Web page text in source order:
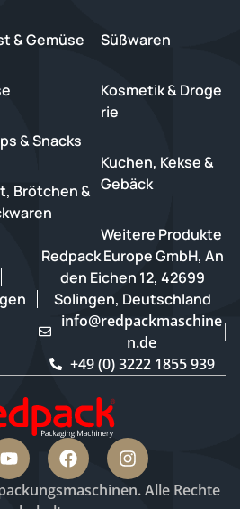
& Gemüse
& Snacks
Brötchen &
Süßwaren
Kosmetik & Droge
rie
Kuchen, Kekse &
Gebäck
Weitere Produkte
Redpack Europe GmbH, An
den Eichen 12, 42699
Solingen, Deutschland
info@redpackmaschine
n.de
+49 (0) 3222 1855 939
Alle Rechte